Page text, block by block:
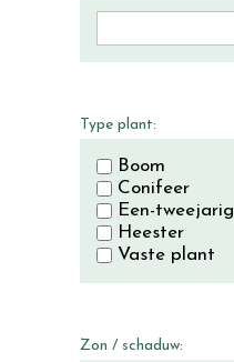
Type plant:
Boom
Conifeer
Een-tweejarig
Heester
Vaste plant
Zon / schaduw: